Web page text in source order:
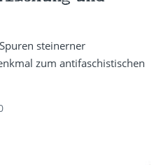
steinerner
zum antifaschistischen